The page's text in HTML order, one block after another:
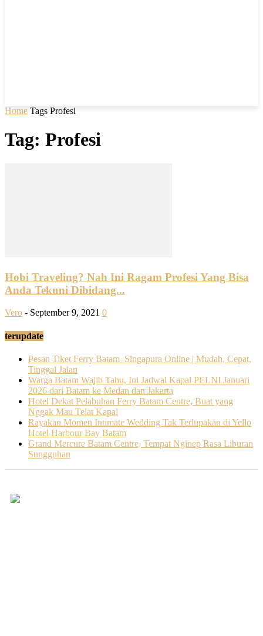
Home Tags Profesi
Tag: Profesi
Hobi Traveling? Nah Ini Ragam Profesi Yang Bisa
Anda Tekuni Dibidang...
Vero - September 9, 2021 0
terupdate
Pesan Tiket Ferry Batam–Singapura Online | Mudah, Cepat,
Tinggal Jalan
Warga Batam Wajib Tahu, Ini Jadwal Kapal PELNI Januari
2026 dari Batam ke Medan dan Jakarta
Hotel Dekat Pelabuhan Ferry Batam Centre, Buat yang
Nggak Mau Telat Kapal
Rayakan Momen Intimate Wedding Tak Terlupakan di Yello
Hotel Harbour Bay Batam
Grand Mercure Batam Centre, Tempat Nginep Rasa Liburan
Sungguhan